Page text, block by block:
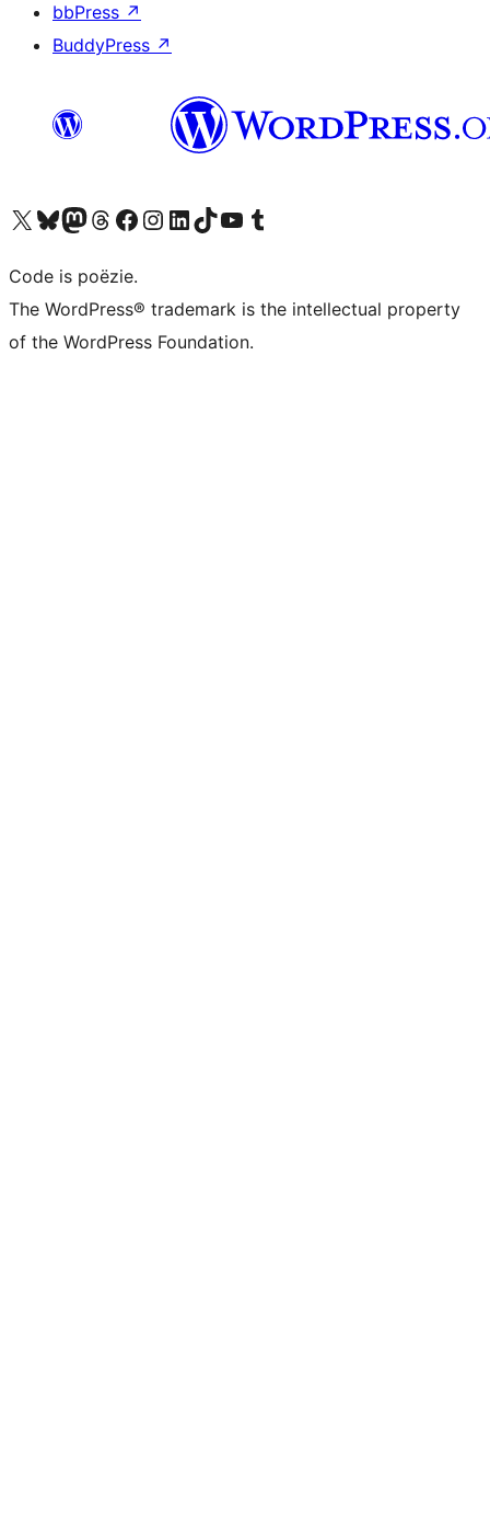
bbPress ↗
BuddyPress ↗
Bezoek ons X (voorheen Twitter) account
Bezoek ons Bluesky account
Bezoek ons Mastodon account
Bezoek ons Threads account
Onze Facebook pagina bezoeken
Bezoek ons Instagram account
Bezoek ons LinkedIn account
Bezoek ons TikTok account
Bezoek ons YouTube kanaalBezoek ons Tumblr account
Code is poëzie.
The WordPress® trademark is the intellectual property
of the WordPress Foundation.